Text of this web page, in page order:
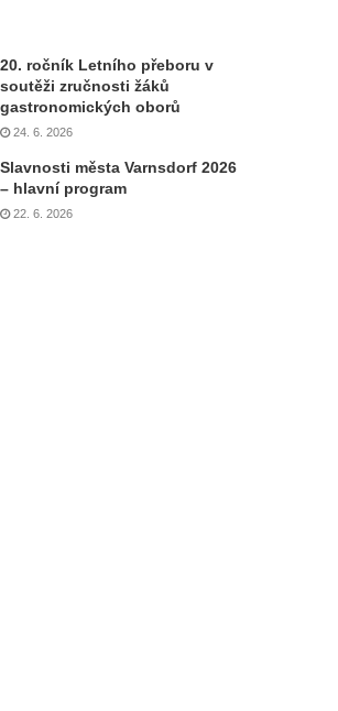
20. ročník Letního přeboru v
soutěži zručnosti žáků
gastronomických oborů
24. 6. 2026
Slavnosti města Varnsdorf 2026
– hlavní program
22. 6. 2026